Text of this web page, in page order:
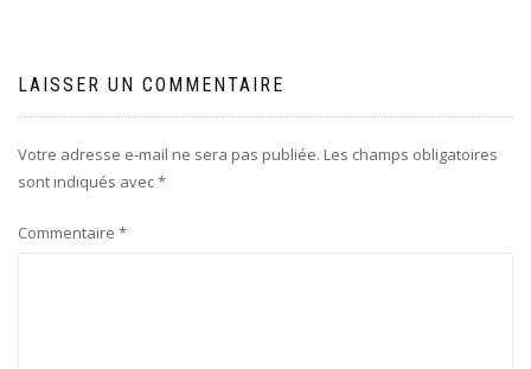
LAISSER UN COMMENTAIRE
Votre adresse e-mail ne sera pas publiée. Les champs obligatoires
sont indiqués avec*
Commentaire *